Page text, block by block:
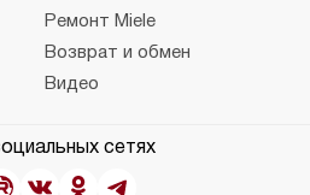
Ремонт Miele
Возврат и обмен
Видео
сетях